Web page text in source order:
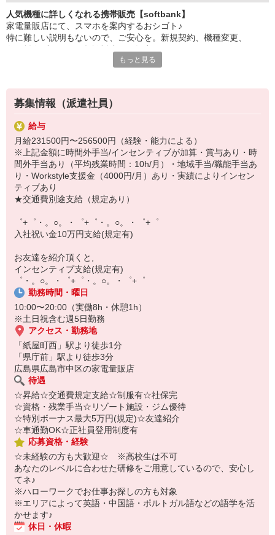
丁寧な研修もあるので、
みなさんから働きやすいと好評です♪
最新アプリ事情やお得なプラン、
スマホの裏ワザを学べるチャンス♪
￣￣￣￣￣￣￣￣￣￣￣
▼オフィスワーク
事務、経理、データ入力、コールセンター、受付
▼工場・製造・軽作業系
機械/食品製造・梱包・仕分け・加工・組立・検査
▼美容系
眉毛サロンのアイブロウ・ネイリスト・エステ
▼営業・販売
法人営業・アパレル販売・個別指導塾・人材紹介
▼人気案件も多数♪
短期・期間限定・オープニング・官公庁案件
上場/優良/大手企業など
【スマホ面接実施中】
￣￣￣￣￣￣￣￣￣
自宅に居ながらスマホでカンタン面接OK！
オンライン面談なのでスピード対応。
人気機種に詳しくなれる携帯販売【softbank】
家電量販店にて、スマホを案内するおシゴト♪
特に難しい説明もないので、ご安心を。新規契約、機種変更、
満足度◎
■携帯やインターネット販売業務
docomo(ドコモ)/au(エーユー)・KDDI/softbank(ソフトバンク)など
の大手キャリアから
ワイモバイル(Y!mobille)、楽天モバイル、UQなど格安スマホまで幅
広く紹介可能♪
人気のApple（アップル）店舗もございます！
もっと見る
募集情報（派遣社員）
給与
月給231500円〜256500円（経験・能力による）
※上記金額に時間外手当/インセンティブが加算・賞与あり・時
間外手当あり（平均残業時間：10h/月）・地域手当/職能手当あ
り・Workstyle支援金（4000円/月）あり・実績によりインセン
ティブあり
★交通費別途支給（規定あり）
゜+゜・。○。・゜+゜・。○。・゜+゜
入社祝い金10万円支給(規定有)
お友達を紹介頂くと,
インセンティブ支給(規定有)
゜・。○。・゜+゜・。○。・゜+゜
勤務時間・曜日
10:00〜20:00（実働8h・休憩1h）
※土日祝含む週5日勤務
アクセス・勤務地
「紙屋町西」駅より徒歩1分
「県庁前」駅より徒歩3分
広島県広島市中区の家電量販店
待遇
☆昇給☆交通費規定支給☆制服有☆社保完
☆資格・残業手当☆リゾート施設・ジム優待
☆特別ボーナス最大5万円(規定)☆友達紹介
☆車通勤OK☆正社員登用制度有
応募資格・経験
☆未経験の方も大歓迎☆ ※高校生は不可
あなたのレベルに合わせた研修をご用意しているので、安心し
てネ♪
※ハローワークでお仕事お探しの方も対象
※エリアによって英語・中国語・ポルトガル語などの語学を活
かせます♪
休日・休暇